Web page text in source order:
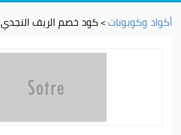
أكواد وكوبونات>كود خصم الريف النجدي